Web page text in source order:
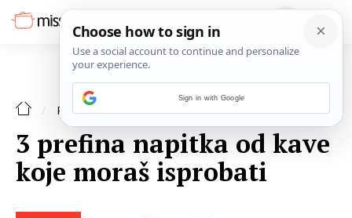
RECEPTI DORUČAK
3 prefina napitka od kave
koje moraš isprobati
Sign in with Google